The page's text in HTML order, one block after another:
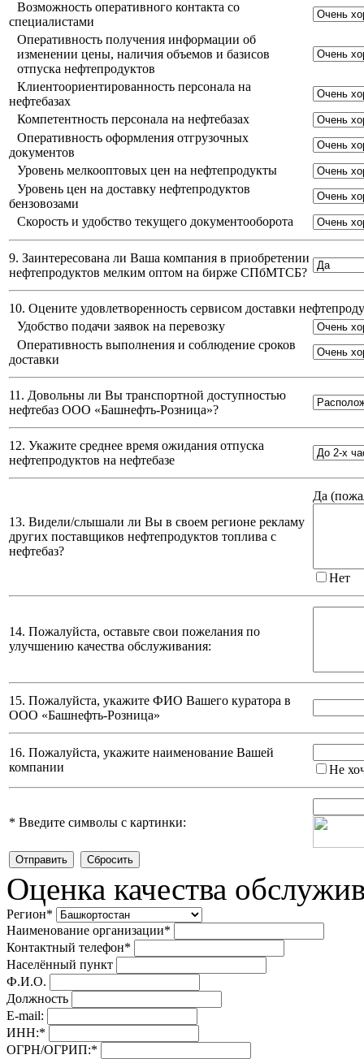
Возможность оперативного контакта со
специалистами
Оперативность получения информации об
изменении цены, наличия объемов и базисов
отпуска нефтепродуктов
Клиентоориентированность персонала на
нефтебазах
Компетентность персонала на нефтебазах
Оперативность оформления отгрузочных
документов
Уровень мелкооптовых цен на нефтепродукты
Уровень цен на доставку нефтепродуктов
бензовозами
Скорость и удобство текущего документооборота
9. Заинтересована ли Ваша компания в приобретении
нефтепродуктов мелким оптом на бирже СПбМТСБ?
10. Оцените удовлетворенность сервисом доставки
Удобство подачи заявок на перевозку
Оперативность выполнения и соблюдение сроков
доставки
11. Довольны ли Вы транспортной доступностью
нефтебаз ООО «Башнефть-Розница»?
12. Укажите среднее время ожидания отпуска
нефтепродуктов на нефтебазе
13. Видели/слышали ли Вы в своем регионе рекламу
других поставщиков нефтепродуктов топлива с
нефтебаз?
Да (
Нет
14. Пожалуйста, оставьте свои пожелания по
улучшению качества обслуживания:
15. Пожалуйста, укажите ФИО Вашего куратора в
ООО «Башнефть-Розница»
16. Пожалуйста, укажите наименование Вашей
компании
Не
* Введите символы с картинки:
Оценка качества
Регион*
Наименование организации*
Контактный телефон*
Населённый пункт
Ф.И.О.
Должность
E-mail:
ИНН:*
ОГРН/ОГРИП:*